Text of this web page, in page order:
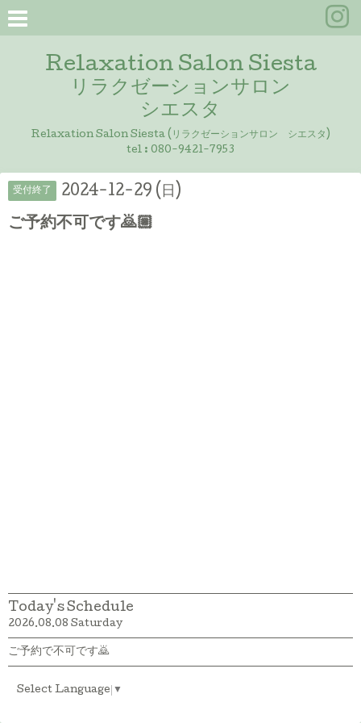
Relaxation Salon Siesta
リラクゼーションサロン
シエスタ
Relaxation Salon Siesta (リラクゼーションサロン シエスタ)
tel : 080-9421-7953
受付終了 2024-12-29 (日)
ご予約不可です🙇🏼
Today's Schedule
2026.08.08 Saturday
ご予約で不可です🙇
Select Language ▼